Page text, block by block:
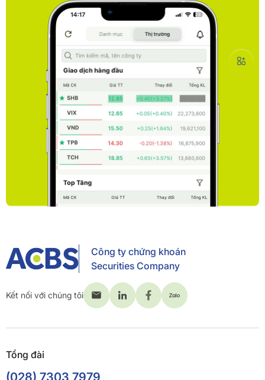
Công ty chứng khoán
Securities Company
Kết nối với chúng tôi
Tổng đài
(028) 7303 7979